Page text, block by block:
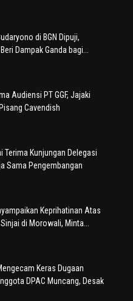
di BGN Dipuji,
Dampak Ganda bagi...
Audiensi PT GGF, Jajaki
Cavendish
Terima Kunjungan Delegasi
Sama Pengembangan
Keprihatinan Atas
di Morowali, Minta...
Keras Dugaan
DPAC Muncang, Desak